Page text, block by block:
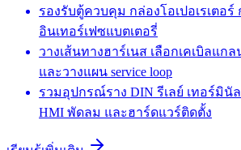
รองรับตู้ควบคุม กล่องโอเปอเรเตอ
อินเทอร์เฟซแบตเตอรี่
วางเส้นทางฮาร์เนส เลือกเคเบิลแกล
และวางแผน service loop
รวมอุปกรณ์ราง DIN รีเลย์ เทอร์มินั
HMI พัดลม และฮาร์ดแวร์ติดตั้ง